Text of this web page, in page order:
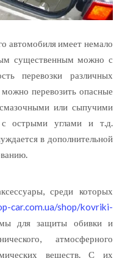
автомобиля имеет немало
существенным можно с
перевозки различных
перевозить опасные
или сыпучими
с острыми углами и т.д.
в дополнительной
среди которых
car.com.ua/shop/kovriki-
для защиты обивки и
атмосферного
веществ. С их